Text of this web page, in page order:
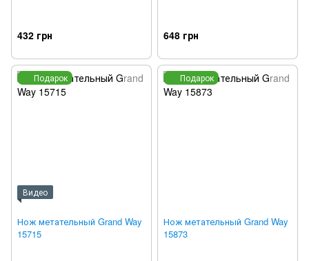
432 грн 648 грн
Подарок
Видео
Нож метательный Grand Way
15715
Подарок
Нож метательный Grand Way
15873